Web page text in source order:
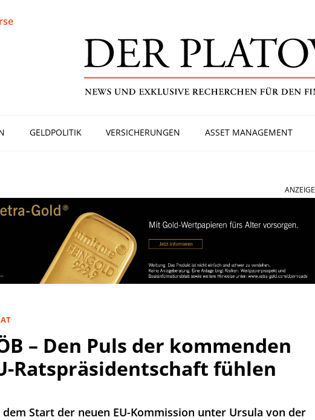
GELDPOLITIK VERSICHERUNGEN ASSET MANAGEMENT
ANZEIGE
– Den Puls der kommenden
Ratspräsidentschaft fühlen
Start der neuen EU-Kommission unter Ursula von der